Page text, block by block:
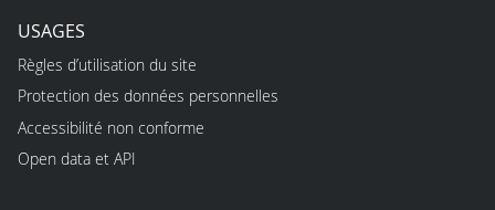
USAGES
Règles d’utilisation du site
Protection des données personnelles
Accessibilité non conforme
Open data et API